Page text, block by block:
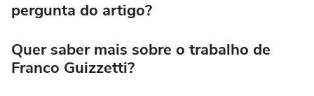
pergunta do artigo?
Quer saber mais sobre o trabalho de
Franco Guizzetti?